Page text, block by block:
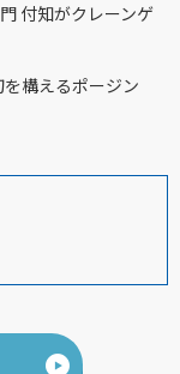
付知がクレーンゲ
構えるポージン